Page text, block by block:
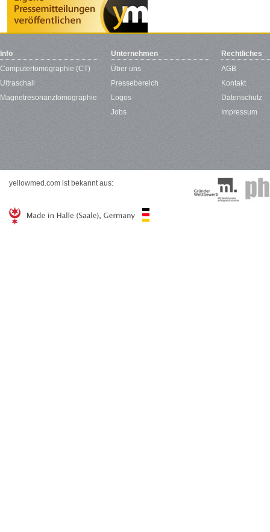
Info
Computertomographie (CT)
Ultraschall
Magnetresonanztomographie
Unternehmen
Über uns
Pressebereich
Logos
Jobs
Rechtliches
AGB
Kontakt
Datenschutz
Impressum
yellowmed.com ist bekannt aus: